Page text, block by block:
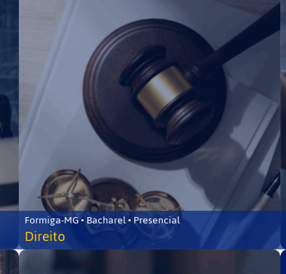
Formiga-MG • Bacharel • Presencial
Direito